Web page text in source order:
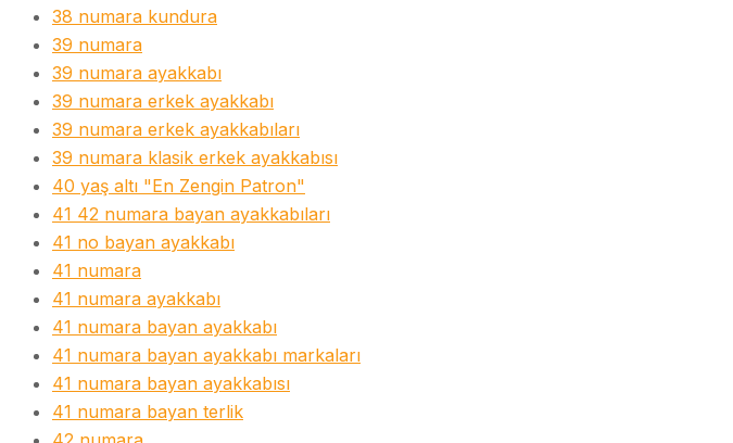
38 numara kundura
39 numara
39 numara ayakkabı
39 numara erkek ayakkabı
39 numara erkek ayakkabıları
39 numara klasik erkek ayakkabısı
40 yaş altı "En Zengin Patron"
41 42 numara bayan ayakkabıları
41 no bayan ayakkabı
41 numara
41 numara ayakkabı
41 numara bayan ayakkabı
41 numara bayan ayakkabı markaları
41 numara bayan ayakkabısı
41 numara bayan terlik